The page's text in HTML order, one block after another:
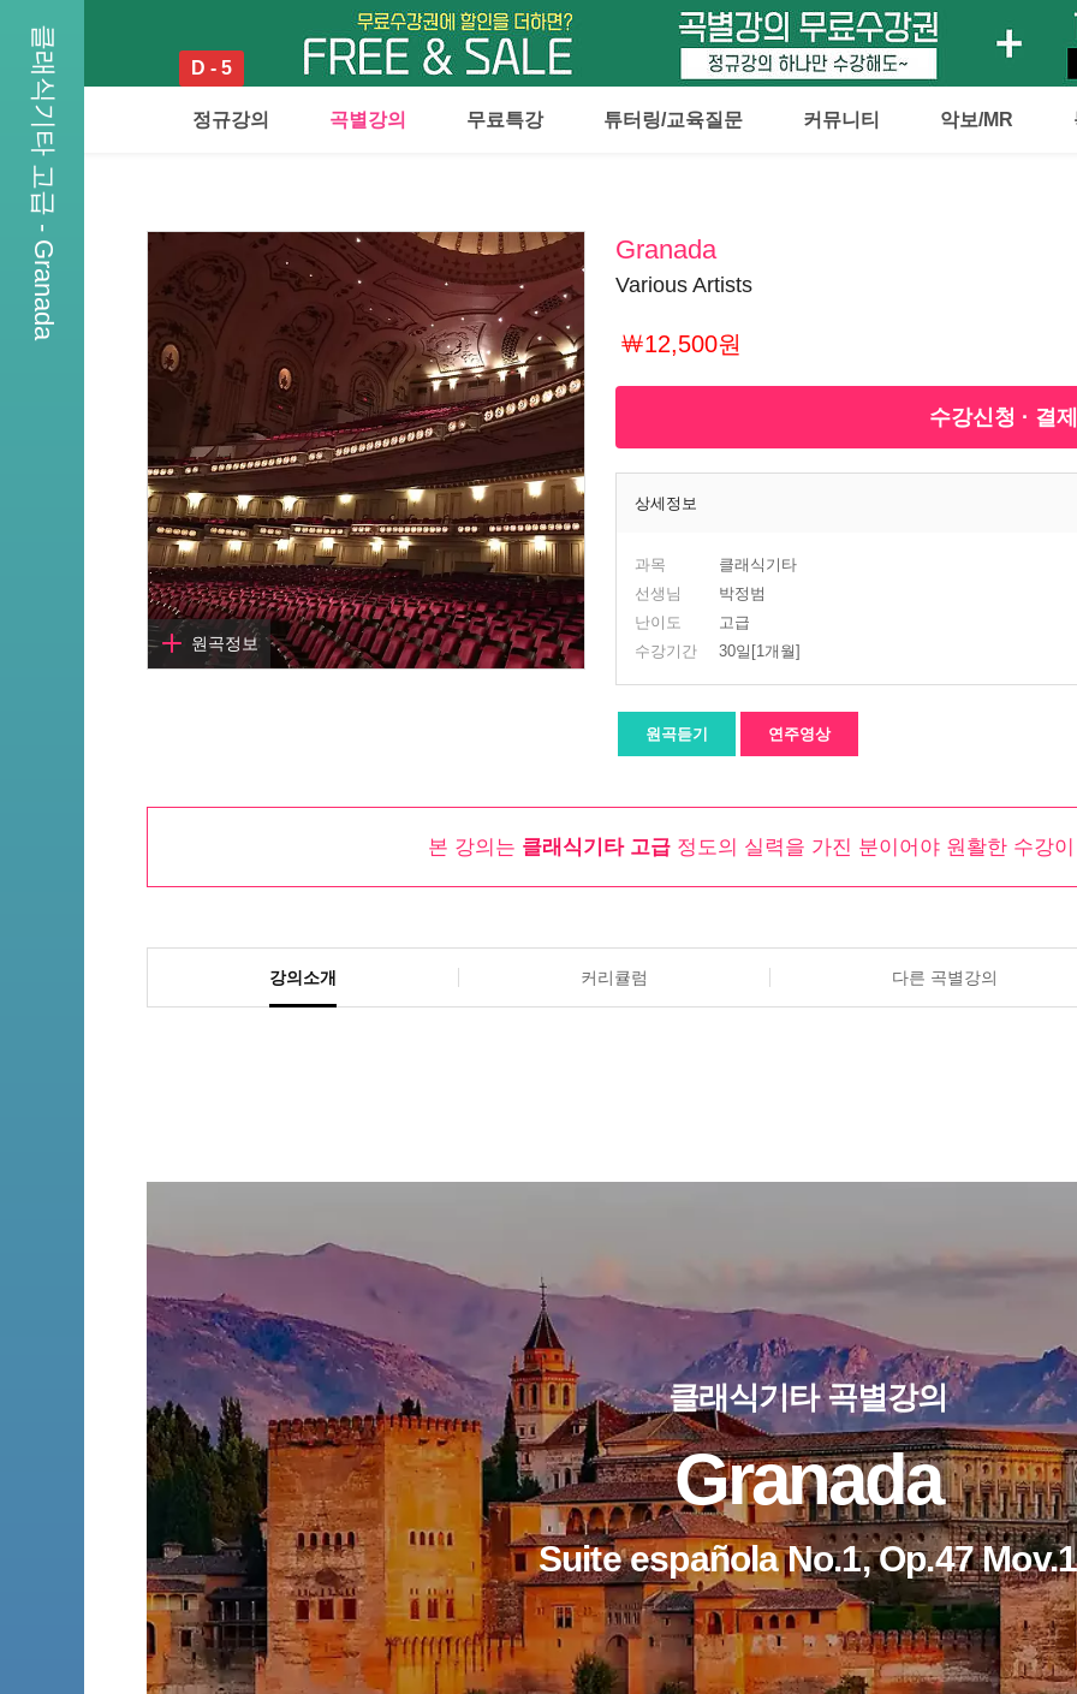
D - 5
정규강의 곡별강의 무료특강 튜터링/교육질문 커뮤니티 악보/MR
클래식기타 고급 - Granada
원곡정보
원곡듣기
Granada
Various Artists
￦12,500원
수강신청 · 결
상세정보
과목
클래식기타
선생님
박정범
난이도
고급
수강기간
30일[1개월]
원곡듣기 연주영상
본 강의는 클래식기타 고급정도의 실력을 가진 분이어야 원활한 수강
강의소개 커리큘럼 다른 곡별강의
클래식기타 곡별강의
Granada
Suite española No.1, Op.47 Mov.1